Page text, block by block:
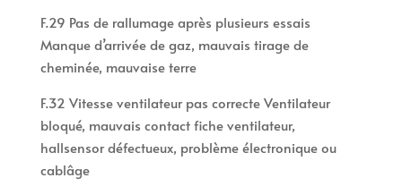
F.29 Pas de rallumage après plusieurs essais
Manque d’arrivée de gaz, mauvais tirage de
cheminée, mauvaise terre
F.32 Vitesse ventilateur pas correcte Ventilateur
bloqué, mauvais contact fiche ventilateur,
hallsensor défectueux, problème électronique ou
cablâge